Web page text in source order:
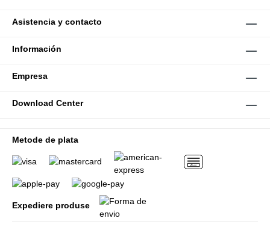
Asistencia y contacto
Información
Empresa
Download Center
Metode de plata
Expediere produse